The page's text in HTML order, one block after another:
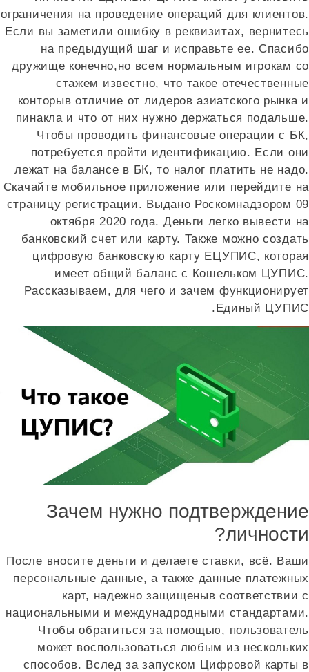
ограничения на проведение операций для клиентов.
Если вы заметили ошибку в реквизитах, вернитесь
на предыдущий шаг и исправьте ее. Спасибо
дружище конечно,но всем нормальным игрокам со
стажем известно, что такое отечественные
конторыв отличие от лидеров азиатского рынка и
пинакла и что от них нужно держаться подальше.
Чтобы проводить финансовые операции с БК,
потребуется пройти идентификацию. Если они
лежат на балансе в БК, то налог платить не надо.
Скачайте мобильное приложение или перейдите на
страницу регистрации. Выдано Роскомнадзором 09
октября 2020 года. Деньги легко вывести на
банковский счет или карту. Также можно создать
цифровую банковскую карту ЕЦУПИС, которая
имеет общий баланс с Кошельком ЦУПИС.
Рассказываем, для чего и зачем функционирует
Единый ЦУПИС.
Зачем нужно подтверждение
личности?
После вносите деньги и делаете ставки, всё. Ваши
персональные данные, а также данные платежных
карт, надежно защищеныв соответствии с
национальными и междунадродными стандартами.
Чтобы обратиться за помощью, пользователь
может воспользоваться любым из нескольких
способов. Вслед за запуском Цифровой карты в